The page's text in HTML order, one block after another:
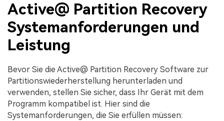
Active@ Partition Recovery
Systemanforderungen und
Leistung
Bevor Sie die Active@ Partition Recovery Software zur
Partitionswiederherstellung herunterladen und
verwenden, stellen Sie sicher, dass Ihr Gerät mit dem
Programm kompatibel ist. Hier sind die
Systemanforderungen, die Sie erfüllen müssen: